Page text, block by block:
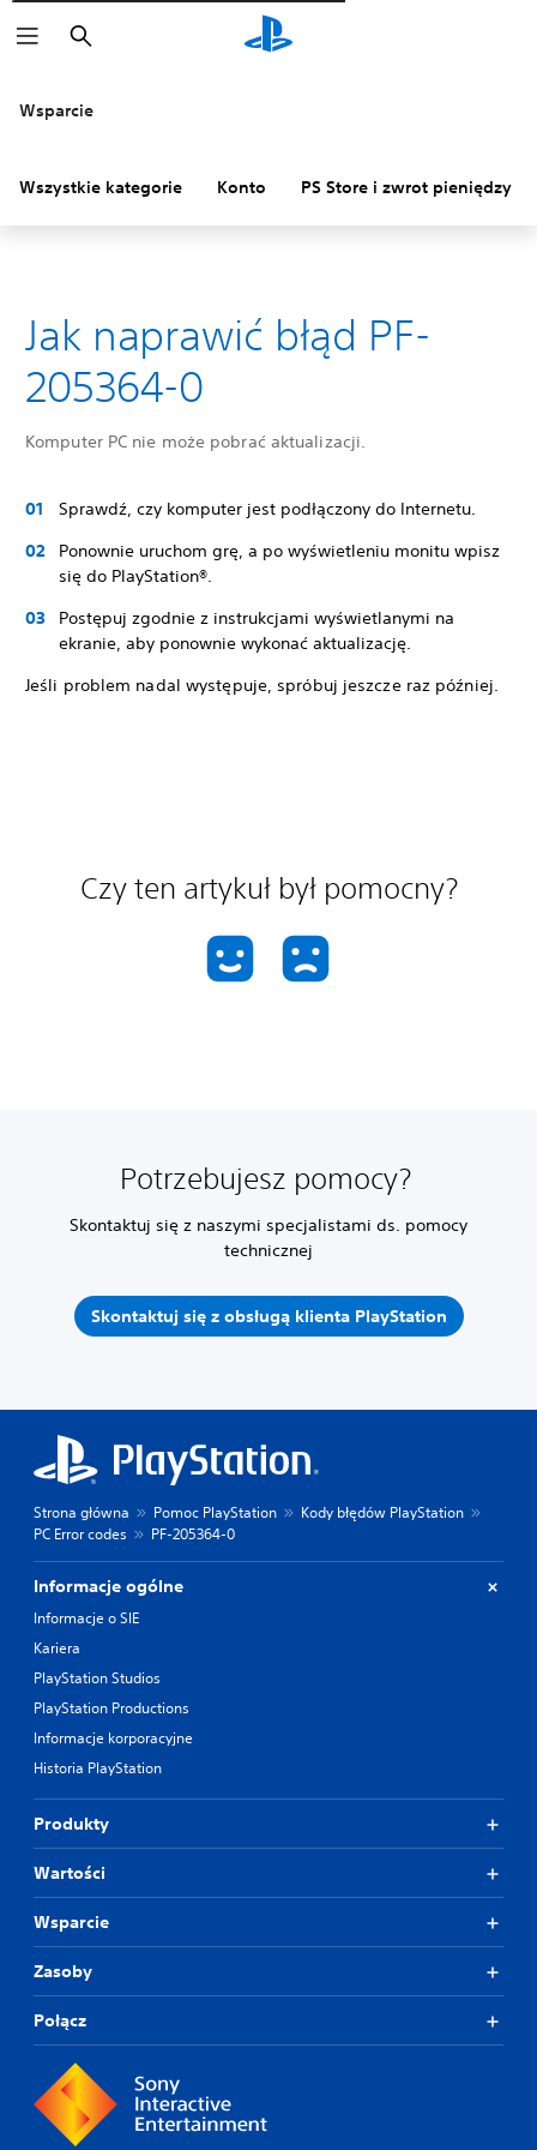
Wyszukaj
Wsparcie
Wszystkie kategorie Konto PS Store i zwrot pieniędzy
Jak naprawić błąd PF-
205364-0
Komputer PC nie może pobrać aktualizacji.
Sprawdź, czy komputer jest podłączony do Internetu.
Ponownie uruchom grę, a po wyświetleniu monitu wpisz
się do PlayStation®.
Postępuj zgodnie z instrukcjami wyświetlanymi na
ekranie, aby ponownie wykonać aktualizację.
Jeśli problem nadal występuje, spróbuj jeszcze raz później.
Czy ten artykuł był pomocny?
Potrzebujesz pomocy?
Skontaktuj się z naszymi specjalistami ds. pomocy
technicznej
Skontaktuj się z obsługą klienta PlayStation
Strona główna Pomoc PlayStation
Kody błędów PlayStation
PC Error codes
PF-205364-0
Informacje ogólne
Informacje o SIE
Kariera
PlayStation Studios
PlayStation Productions
Informacje korporacyjne
Historia PlayStation
Produkty
Wartości
Wsparcie
Zasoby
Połącz